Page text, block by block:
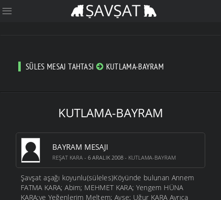
SÜLES MESAJ TAHTASI KUTLAMA-BAYRAM
KUTLAMA-BAYRAM
BAYRAM MESAJI
REŞAT KARA - 6 ARALIK 2008 - KUTLAMA-BAYRAM
Şavşat aşağı koyunlu(süleles)Köyünde bulunan Annem
FATMA KARA; Abim; MEHMET KARA; Yengem HÜNA
KARA;ve Yeğenlerim Meltem; Ayşe; Uğur KARA Ayrıca